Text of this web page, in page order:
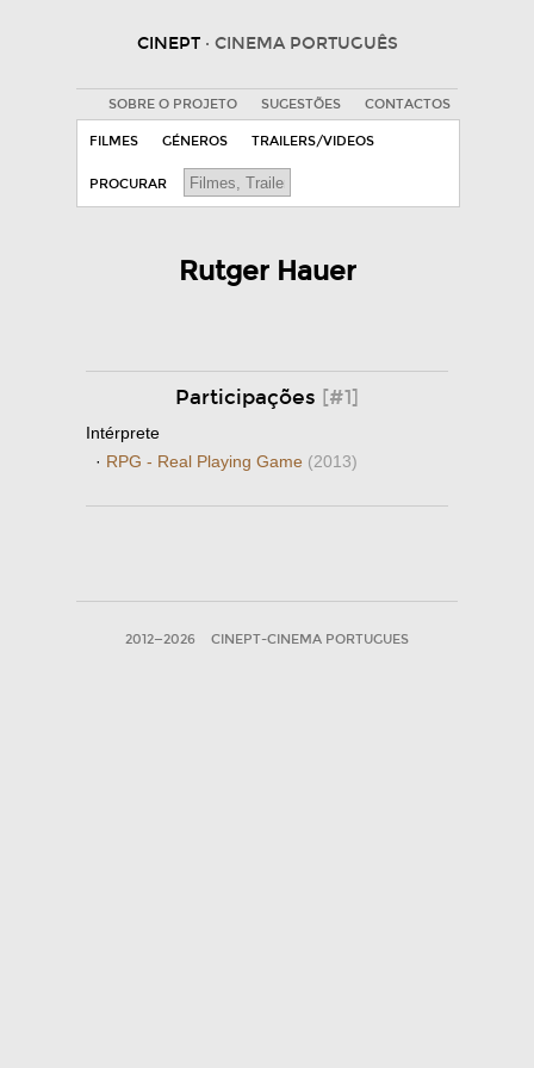
CINEPT · CINEMA PORTUGUÊS
SOBRE O PROJETO SUGESTÕES CONTACTOS
FILMES GÉNEROS TRAILERS/VIDEOS
PROCURAR
Rutger Hauer
Participações [#1]
Intérprete
· RPG - Real Playing Game (2013)
2012—2026 CINEPT-CINEMA PORTUGUES